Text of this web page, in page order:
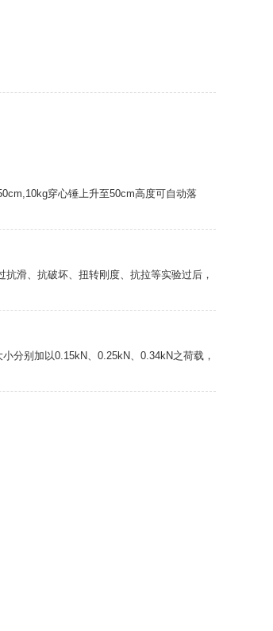
穿心锤上升至50cm高度可自动落
滑、抗破坏、扭转刚度、抗拉等实验过后，
分别加以0.15kN、0.25kN、0.34kN之荷载，